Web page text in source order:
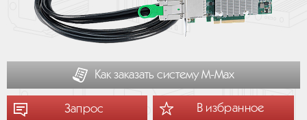
Как заказать систему М-Мах
Запрос В избранное